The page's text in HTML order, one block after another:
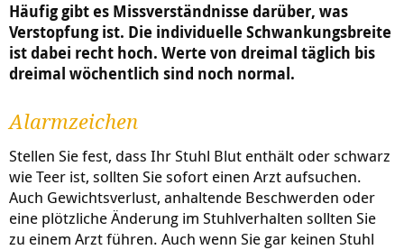
Häufig gibt es Missverständnisse darüber, was
Verstopfung ist. Die individuelle Schwankungsbreite
ist dabei recht hoch. Werte von dreimal täglich bis
dreimal wöchentlich sind noch normal.
Alarmzeichen
Stellen Sie fest, dass Ihr Stuhl Blut enthält oder schwarz
wie Teer ist, sollten Sie sofort einen Arzt aufsuchen.
Auch Gewichtsverlust, anhaltende Beschwerden oder
eine plötzliche Änderung im Stuhlverhalten sollten Sie
zu einem Arzt führen. Auch wenn Sie gar keinen Stuhl